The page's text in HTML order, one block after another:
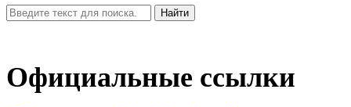
Найти
Официальные ссылки